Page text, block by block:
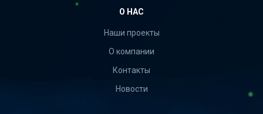
О НАС
Наши проекты
О компании
Контакты
Новости